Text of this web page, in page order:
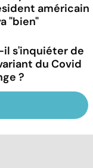
américain
"bien"
il s'inquiéter de
du Covid
?